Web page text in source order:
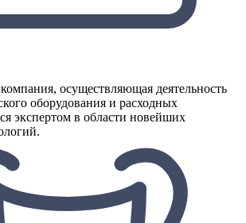
осуществляющая деятельность
оборудования и расходных
экспертом в области новейших